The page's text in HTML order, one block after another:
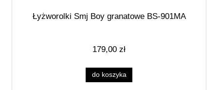
Łyżworolki Smj Boy granatowe BS-901MA
179,00 zł
do koszyka